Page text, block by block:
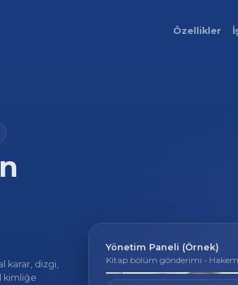
Özellikler
karar, dizgi,
kimliğe
Yönetim Paneli (Örnek)
Kitap bölüm gönderimi • Hakem